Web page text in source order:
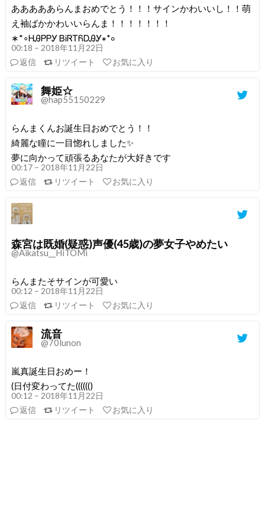
あああああらんまおめでとう！！！サインかわいいし！！萌
え袖ばかかわいいらんま！！！！！！！
∗*∘ᎻᎯᏢᏢᎩ ᏴᎥᏒᎢᏲᎠᎯᎩ∗*∘
00:18 – 2018年11月22日
返信
リツイート お気に入り
舞姫☆
@hap55150229
らんまくんお誕生日おめでとう！！
綺麗な瞳に一目惚れしました✨
夢に向かって頑張るあなたが大好きです
00:17 – 2018年11月22日
返信
リツイート お気に入り
森宮は既婚(疑惑)声優(45歳)の夢女子やめたい
@Aikatsu__HiTOMi
らんまたそサインが可愛い
00:12 – 2018年11月22日
返信
リツイート お気に入り
流音
@70lunon
嵐真誕生日おめー！
(日付変わってた(((((()
00:12 – 2018年11月22日
返信
リツイート お気に入り